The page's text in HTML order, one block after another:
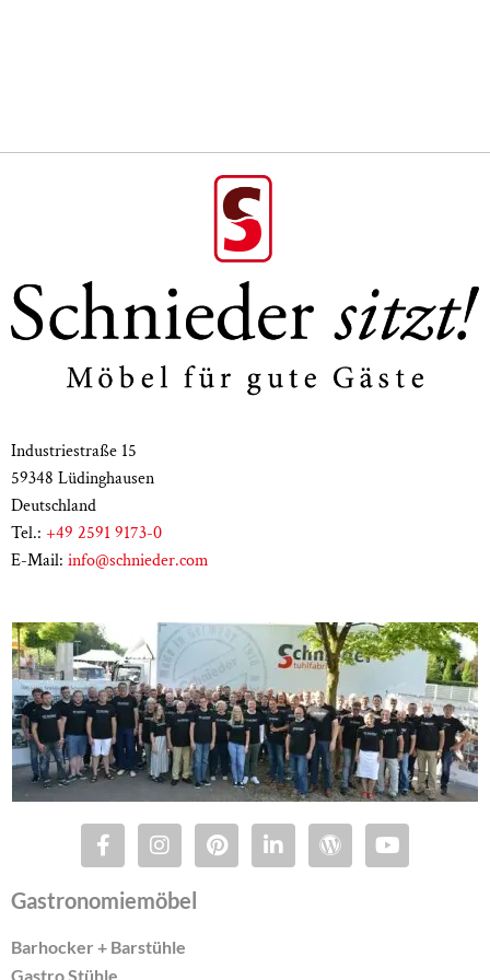
Multiplex mit HPL beschichtet 27 mm
Ahorn, Esche, Braunkern, Buche massiv 35 mm
Eiche massiv 27 mm
Maße 30039:
Weitere Lounge Tische und Bestelltische finden Sie in
unserer Übersicht Gastro Tische
Industriestraße 15
59348 Lüdinghausen
Deutschland
Tel.: +49 2591 9173-0
E-Mail: info@schnieder.com
Gastronomiemöbel
Barhocker + Barstühle
Gastro Stühle